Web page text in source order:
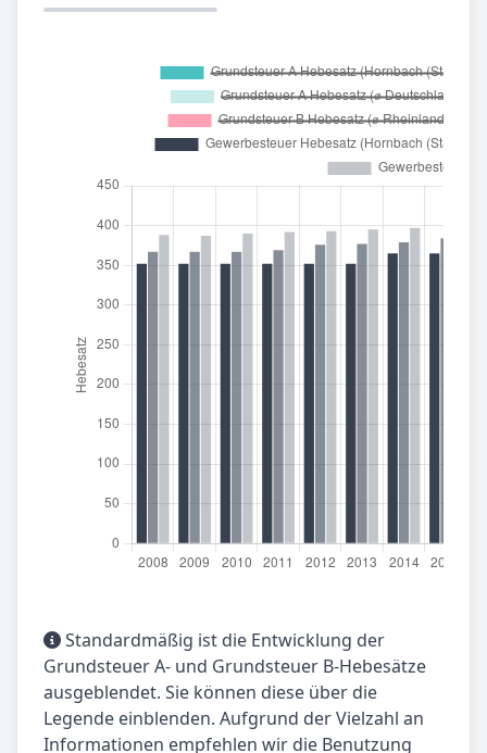
Standardmäßig ist die Entwicklung der
Grundsteuer A- und Grundsteuer B-Hebesätze
ausgeblendet. Sie können diese über die
Legende einblenden. Aufgrund der Vielzahl an
Informationen empfehlen wir die Benutzung